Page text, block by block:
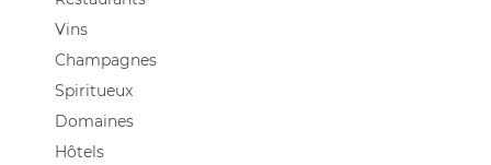
Vins
Champagnes
Spiritueux
Domaines
Hôtels